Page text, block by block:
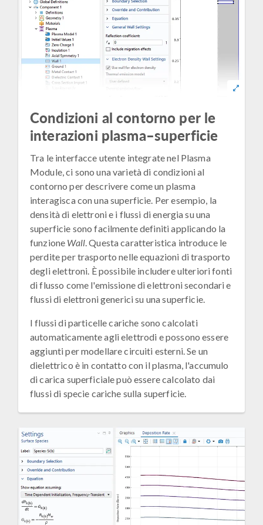
Condizioni al contorno per le
interazioni plasma–superficie
Tra le interfacce utente integrate nel Plasma
Module, ci sono una varietà di condizioni al
contorno per descrivere come un plasma
interagisca con una superficie. Per esempio, la
densità di elettroni e i flussi di energia su una
superficie sono facilmente definiti applicando la
funzione Wall. Questa caratteristica introduce le
perdite per trasporto nelle equazioni di trasporto
degli elettroni. È possibile includere ulteriori fonti
di flusso come l'emissione di elettroni secondari e
flussi di elettroni generici su una superficie.
I flussi di particelle cariche sono calcolati
automaticamente agli elettrodi e possono essere
aggiunti per modellare circuiti esterni. Se un
dielettrico è in contatto con il plasma, l'accumulo
di carica superficiale può essere calcolato dai
flussi di specie cariche sulla superficie.